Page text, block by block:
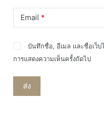
Email *
บันทึกชื่อ, อีเมล และชื่อเว็บ
การแสดงความเห็นครั้งถัดไป
ส่ง